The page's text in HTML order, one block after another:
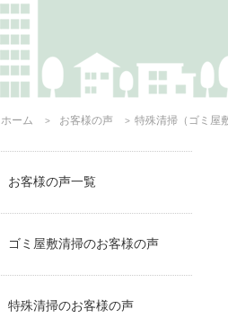
ホーム お客様の声 特殊清掃（ゴミ
お客様の声一覧
ゴミ屋敷清掃のお客様の声
特殊清掃のお客様の声